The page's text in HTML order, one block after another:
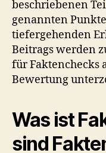
beschriebenen
genannten
tiefergehenden
Beitrags werden
für Faktenchecks
Bewertung
Was ist
sind